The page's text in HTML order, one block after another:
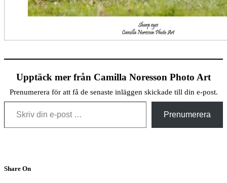
Upptäck mer från Camilla Noresson Photo Art
Prenumerera för att få de senaste inläggen skickade till din e-post.
Skriv din e-post …
Prenumerera
Share On